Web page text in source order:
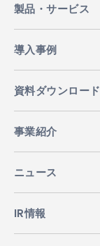
製品・サービス
導入事例
資料ダウンロード
事業紹介
ニュース
IR情報